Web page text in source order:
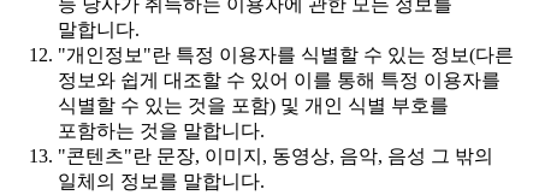
등 당사가 취득하는 이용자에 관한 모든 정보를
말합니다.
"개인정보"란 특정 이용자를 식별할 수 있는 정보(다른
정보와 쉽게 대조할 수 있어 이를 통해 특정 이용자를
식별할 수 있는 것을 포함) 및 개인 식별 부호를
포함하는 것을 말합니다.
"콘텐츠"란 문장, 이미지, 동영상, 음악, 음성 그 밖의
일체의 정보를 말합니다.